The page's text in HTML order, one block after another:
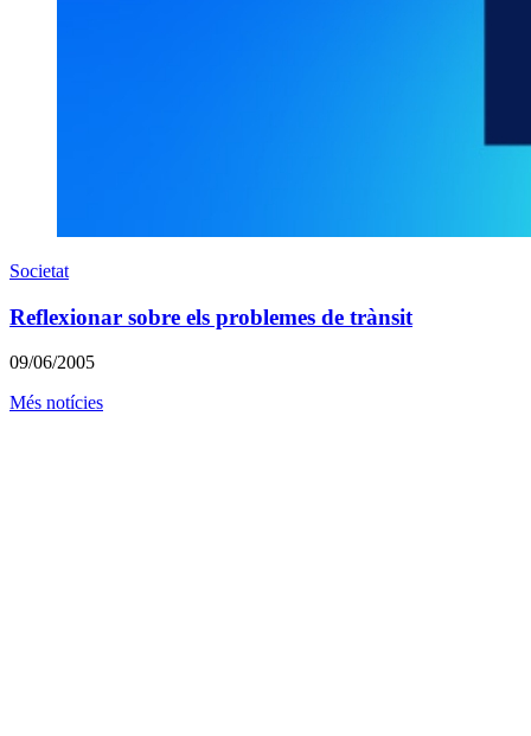
Societat
Reflexionar sobre els problemes de trànsit
09/06/2005
Més notícies